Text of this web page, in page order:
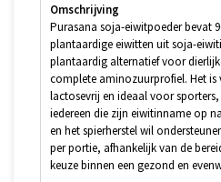
Omschrijving
Purasana soja-eiwitpoeder bevat
plantaardige eiwitten uit soja-
plantaardig alternatief voor
complete aminozuurprofiel. Het
lactosevrij en ideaal voor
iedereen die zijn eiwitinname op
en het spierherstel wil
per portie, afhankelijk van de
keuze binnen een gezond en